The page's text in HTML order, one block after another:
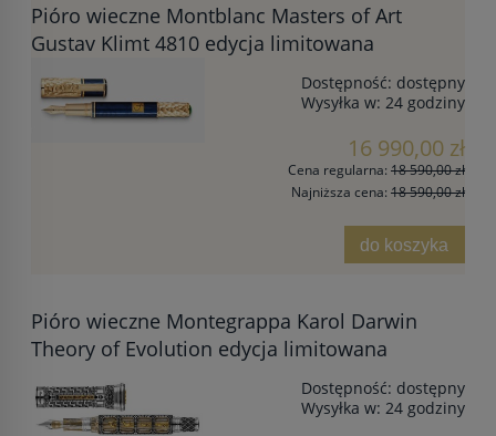
Pióro wieczne Montblanc Masters of Art
Gustav Klimt 4810 edycja limitowana
Dostępność: dostępny
Wysyłka w: 24 godziny
16 990,00 zł
Cena regularna: 18 590,00 zł
Najniższa cena: 18 590,00 zł
do koszyka
Pióro wieczne Montegrappa Karol Darwin
Theory of Evolution edycja limitowana
Dostępność: dostępny
Wysyłka w: 24 godziny